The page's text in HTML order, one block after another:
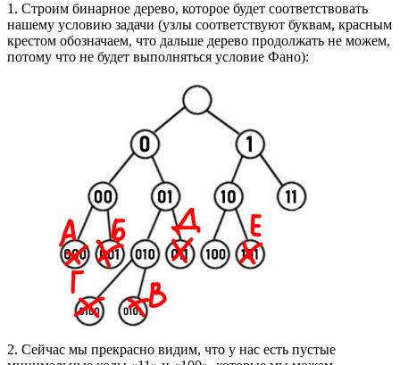
1. Строим бинарное дерево, которое будет соответствовать
нашему условию задачи (узлы соответствуют буквам, красным
крестом обозначаем, что дальше дерево продолжать не можем,
потому что не будет выполняться условие Фано):
2. Сейчас мы прекрасно видим, что у нас есть пустые